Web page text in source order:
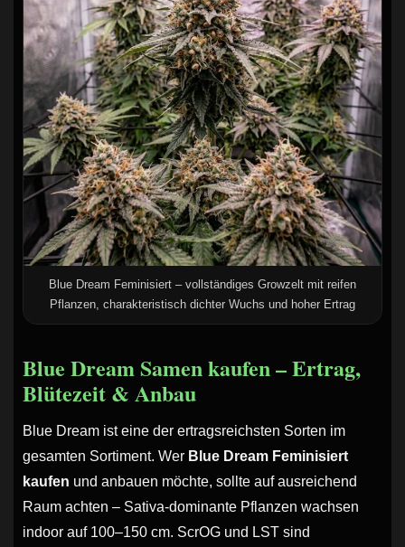
Blue Dream Feminisiert – vollständiges Growzelt mit reifen
Pflanzen, charakteristisch dichter Wuchs und hoher Ertrag
Blue Dream Samen kaufen – Ertrag,
Blütezeit & Anbau
Blue Dream ist eine der ertragsreichsten Sorten im
gesamten Sortiment. Wer Blue Dream Feminisiert
kaufen und anbauen möchte, sollte auf ausreichend
Raum achten – Sativa-dominante Pflanzen wachsen
indoor auf 100–150 cm. ScrOG und LST sind